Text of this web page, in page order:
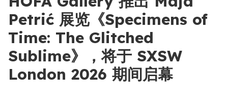
Petrić 展览《Specimens of
Time: The Glitched
Sublime》，将于 SXSW
London 2026 期间启幕